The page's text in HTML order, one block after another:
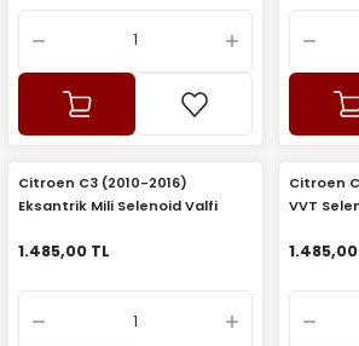
Citroen C3 (2010-2016)
Eksantrik Mili Selenoid Valfi
1.485,00 TL
Citroen
VVT
1.485,00